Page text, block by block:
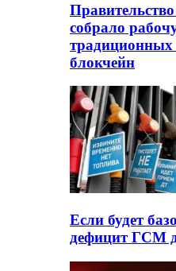
собрало
традиционных
блокчейн
Если будет
дефицит ГСМ